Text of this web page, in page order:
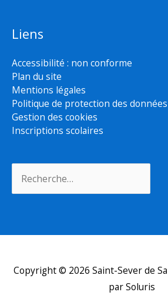
Liens
Accessibilité : non conforme
Plan du site
Mentions légales
Politique de protection des données
Gestion des cookies
Inscriptions scolaires
Copyright © 2026 Saint-Sever de
par Soluris